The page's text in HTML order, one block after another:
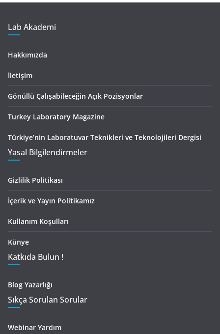
Lab Akademi
Hakkımızda
İletişim
Gönüllü Çalışabileceğin Açık Pozisyonlar
Turkey Laboratory Magazine
Türkiye’nin Laboratuvar Teknikleri ve Teknolojileri Dergisi
Yasal Bilgilendirmeler
Gizlilik Politikası
İçerik ve Yayın Politikamız
Kullanım Koşulları
Künye
Katkıda Bulun !
Blog Yazarlığı
Sıkça Sorulan Sorular
Webinar Yardım